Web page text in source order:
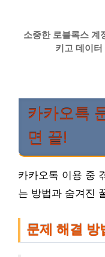
소중한 로블록스 계
키고 데이
카카오톡
면 끝!
카카오톡 이용 중
는 방법과 숨겨진
문제 해결 방